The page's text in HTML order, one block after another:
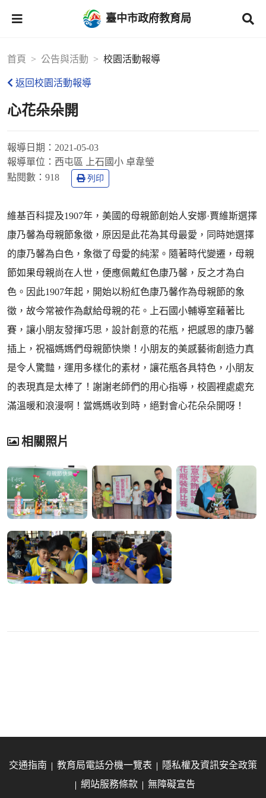
臺中市政府教育局
首頁 公告與活動 校園活動報導
返回校園活動報導
心花朵朵開
報導日期： 2021-05-03
報導單位： 西屯區 上石國小 卓韋瑩
點閱數： 918 列印
維基百科提及1907年，美國的母親節創始人安娜·賈維斯選擇
康乃馨為母親節象徵，原因是此花為其母最愛，同時她選擇
的康乃馨為白色，象徵了母愛的純潔。隨著時代變遷，母親
節如果母親尚在人世，便應佩戴紅色康乃馨，反之才為白
色。因此1907年起，開始以粉紅色康乃馨作為母親節的象
徵，故今常被作為獻給母親的花。上石國小輔導室藉著比
賽，讓小朋友發揮巧思，設計創意的花瓶，把感恩的康乃馨
插上，祝福媽媽們母親節快樂！小朋友的美感藝術創造力真
是令人驚豔，運用多樣化的素材，讓花瓶各具特色，小朋友
的表現真是太棒了！謝謝老師們的用心指導，校園裡處處充
滿溫暖和浪漫啊！當媽媽收到時，絕對會心花朵朵開呀！
相關照片
交通指南 教育局電話分機一覽表
隱私權及資訊安全政策
網站服務條款
無障礙宣告